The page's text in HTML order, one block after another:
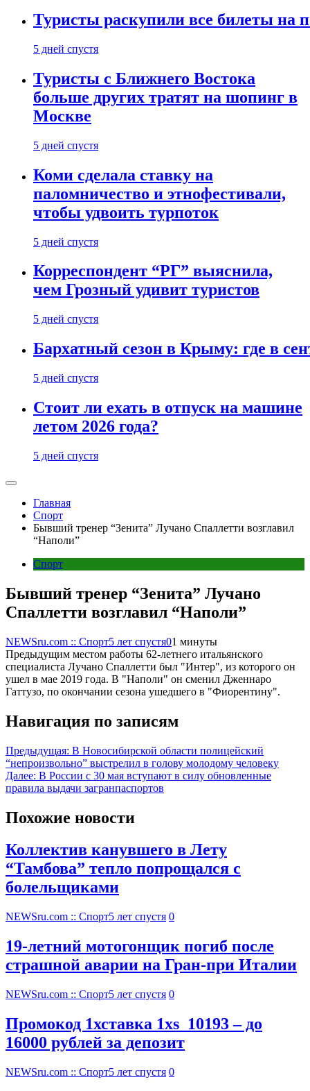
Туристы раскупили все билеты на
5 дней спустя
Туристы с Ближнего Востока
больше других тратят на шопинг в
Москве
5 дней спустя
Коми сделала ставку на
паломничество и этнофестивали,
чтобы удвоить турпоток
5 дней спустя
Корреспондент “РГ” выяснила,
чем Грозный удивит туристов
5 дней спустя
Бархатный сезон в Крыму: где в
5 дней спустя
Стоит ли ехать в отпуск на машине
летом 2026 года?
5 дней спустя
Главная
Спорт
Бывший тренер “Зенита” Лучано Спаллетти возглавил
“Наполи”
Спорт
Бывший тренер “Зенита” Лучано
Спаллетти возглавил “Наполи”
NEWSru.com :: Спорт5 лет спустя01 минуты
Предыдущим местом работы 62-летнего итальянского
специалиста Лучано Спаллетти был "Интер", из которого он
ушел в мае 2019 года. В "Наполи" он сменил Дженнаро
Гаттузо, по окончании сезона ушедшего в "Фиорентину".
Навигация по записям
Предыдущая: В Новосибирской области полицейский
“непроизвольно” выстрелил в голову молодому человеку
Далее: В России с 30 мая вступают в силу обновленные
правила выдачи загранпаспортов
Похожие новости
Коллектив канувшего в Лету
“Тамбова” тепло попрощался с
болельщиками
NEWSru.com :: Спорт5 лет спустя 0
19-летний мотогонщик погиб после
страшной аварии на Гран-при Италии
NEWSru.com :: Спорт5 лет спустя 0
Промокод 1хставка 1xs_10193 – до
16000 рублей за депозит
NEWSru.com :: Спорт5 лет спустя 0